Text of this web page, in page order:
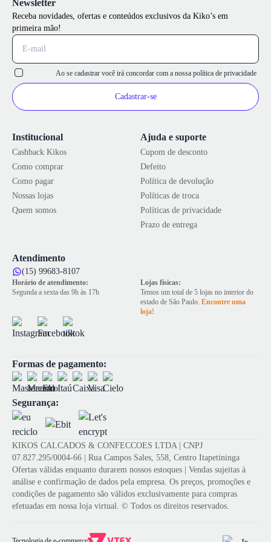
Institucional
Cashback Kikos
Como comprar
Como pagar
Nossas lojas
Quem somos
Ajuda e suporte
Cupom de desconto
Defeito
Política de devolução
Políticas de troca
Políticas de privacidade
Prazo de entrega
Atendimento
(15) 99683-8107
Horário de atendimento:
Segunda a sexta das 9h às 17h
Lojas físicas:
Temos um total de 5 lojas no interior do
estado de São Paulo. Encontre uma
loja!
Newsletter
Receba novidades, ofertas e conteúdos exclusivos da Kiko’s em
primeira mão!
Ao se cadastrar você irá concordar com a nossa política de privacidade
Cadastrar-se
Formas de pagamento:
Segurança:
KIKOS CALCADOS & CONFECCOES LTDA | CNPJ
07.827.295/0004-66 | Rua Campos Sales, 558, Centro Itapetininga
Ofertas válidas enquanto durarem nossos estoques | Vendas sujeitas à
análise e confirmação de dados pela empresa. Os preços, promoções e
condições de pagamento são válidos exclusivamente para compras
efetuadas em nossa loja virtual. © Todos os direitos reservados.